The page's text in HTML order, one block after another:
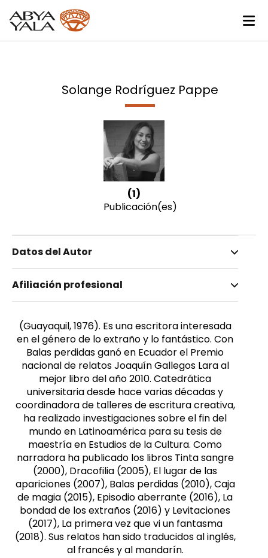
Solange Rodríguez Pappe
(1)
Publicación(es)
Datos del Autor
Rodríguez Pappe, Solange
Femenino
Afiliación profesional
(Guayaquil, 1976). Es una escritora interesada
en el género de lo extraño y lo fantástico. Con
Balas perdidas ganó en Ecuador el Premio
nacional de relatos Joaquín Gallegos Lara al
mejor libro del año 2010. Catedrática
universitaria desde hace varias décadas y
coordinadora de talleres de escritura creativa,
ha realizado investigaciones sobre el fin del
mundo en Latinoamérica para su tesis de
maestría en Estudios de la Cultura. Como
narradora ha publicado los libros Tinta sangre
(2000), Dracofilia (2005), El lugar de las
apariciones (2007), Balas perdidas (2010), Caja
de magia (2015), Episodio aberrante (2016), La
bondad de los extraños (2016) y Levitaciones
(2017), La primera vez que vi un fantasma
(2018). Sus relatos han sido traducidos al inglés,
al francés y al mandarín.